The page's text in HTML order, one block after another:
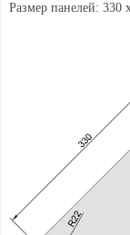
Размер панелей: